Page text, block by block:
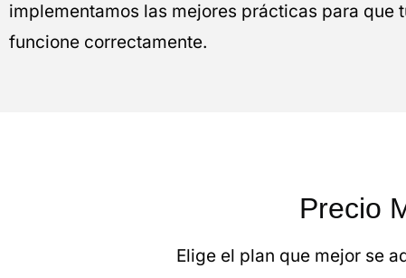
implementamos las mejores prácticas para que
funcione correctamente.
Precio
Elige el plan que mejor se